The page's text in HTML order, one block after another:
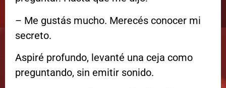
– Me gustás mucho. Merecés conocer mi
secreto.
Aspiré profundo, levanté una ceja como
preguntando, sin emitir sonido.